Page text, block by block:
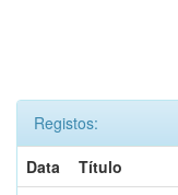
Registos:
Data
Título